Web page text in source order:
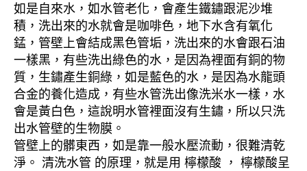
如是自來水，如水管老化，會產生鐵鏽跟泥沙堆
積，洗出來的水就會是咖啡色，地下水含有氧化
錳，管壁上會結成黑色管垢，洗出來的水會跟石油
一樣黑，有些洗出綠色的水，是因為裡面有銅的物
質，生鏽產生銅綠，如是藍色的水，是因為水龍頭
合金的養化造成，有些水管洗出像洗米水一樣，水
會是黃白色，這說明水管裡面沒有生鏽，所以只洗
出水管壁的生物膜。
管壁上的髒東西，如是靠一般水壓流動，很難清乾
淨。 清洗水管 的原理，就是用 檸檬酸 ， 檸檬酸呈